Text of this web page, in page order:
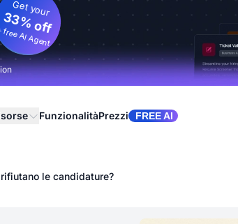
Get your
33% off
AI Agent
FunzionalitàPrezzi FREE AI
le candidature?